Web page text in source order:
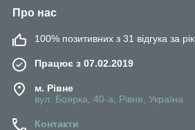
Про нас
100% позитивних з 31 відгука за рік
Працює з 07.02.2019
м. Рівне
вул. Боярка, 40-а, Рівне, Україна
Контакти